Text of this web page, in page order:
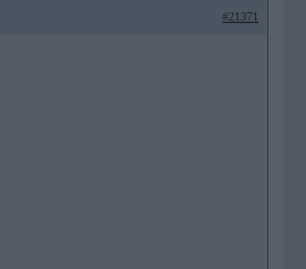
#21371